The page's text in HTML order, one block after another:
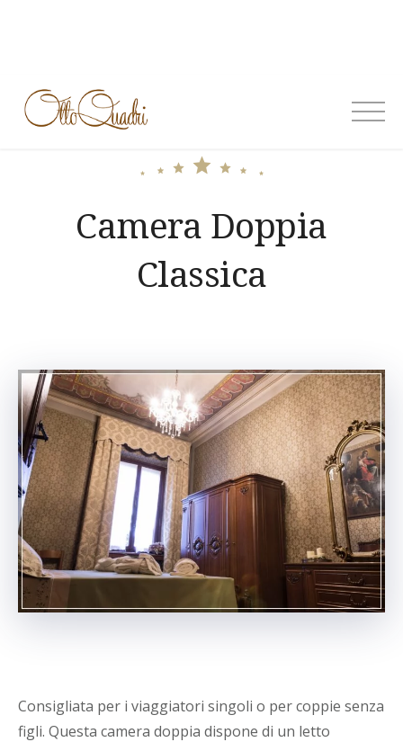
Camera Doppia
Classica
Consigliata per i viaggiatori singoli o per coppie senza
figli. Questa camera doppia dispone di un letto